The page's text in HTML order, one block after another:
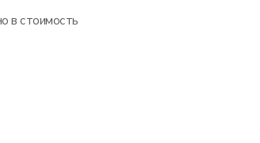
в стоимость